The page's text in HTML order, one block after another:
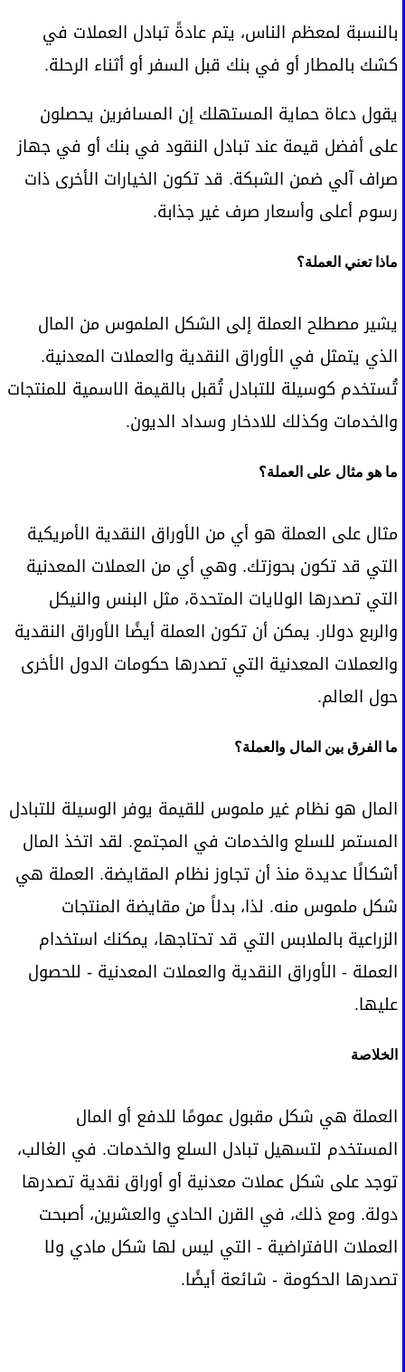
بالنسبة لمعظم الناس، يتم عادةً تبادل العملات في
كشك بالمطار أو في بنك قبل السفر أو أثناء الرحلة.
يقول دعاة حماية المستهلك إن المسافرين يحصلون
على أفضل قيمة عند تبادل النقود في بنك أو في جهاز
صراف آلي ضمن الشبكة. قد تكون الخيارات الأخرى ذات
رسوم أعلى وأسعار صرف غير جذابة.
ماذا تعني العملة؟
يشير مصطلح العملة إلى الشكل الملموس من المال
الذي يتمثل في الأوراق النقدية والعملات المعدنية.
تُستخدم كوسيلة للتبادل تُقبل بالقيمة الاسمية للمنتجات
والخدمات وكذلك للادخار وسداد الديون.
ما هو مثال على العملة؟
مثال على العملة هو أي من الأوراق النقدية الأمريكية
التي قد تكون بحوزتك. وهي أي من العملات المعدنية
التي تصدرها الولايات المتحدة، مثل البنس والنيكل
والربع دولار. يمكن أن تكون العملة أيضًا الأوراق النقدية
والعملات المعدنية التي تصدرها حكومات الدول الأخرى
حول العالم.
ما الفرق بين المال والعملة؟
المال هو نظام غير ملموس للقيمة يوفر الوسيلة للتبادل
المستمر للسلع والخدمات في المجتمع. لقد اتخذ المال
أشكالًا عديدة منذ أن تجاوز نظام المقايضة. العملة هي
شكل ملموس منه. لذا، بدلاً من مقايضة المنتجات
الزراعية بالملابس التي قد تحتاجها، يمكنك استخدام
العملة - الأوراق النقدية والعملات المعدنية - للحصول
عليها.
الخلاصة
العملة هي شكل مقبول عمومًا للدفع أو المال
المستخدم لتسهيل تبادل السلع والخدمات. في الغالب،
توجد على شكل عملات معدنية أو أوراق نقدية تصدرها
دولة. ومع ذلك، في القرن الحادي والعشرين، أصبحت
العملات الافتراضية - التي ليس لها شكل مادي ولا
تصدرها الحكومة - شائعة أيضًا.